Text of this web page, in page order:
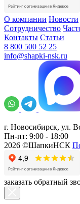
О компании Новости
Сотрудничество
Контакты Статьи
8 800 500 52 25
info@shapki-nsk.ru
г. Новосибирск, ул.
Пн-пт: 9:00 - 18:00
2026 ©ШапкиНСК
заказать обратный